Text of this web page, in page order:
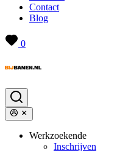
Contact
Blog
0
Werkzoekende
Inschrijven